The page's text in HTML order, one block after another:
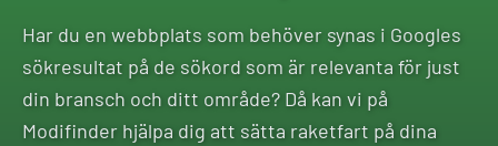
Har du en webbplats som behöver synas i Googles
sökresultat på de sökord som är relevanta för just
din bransch och ditt område? Då kan vi på
Modifinder hjälpa dig att sätta raketfart på dina